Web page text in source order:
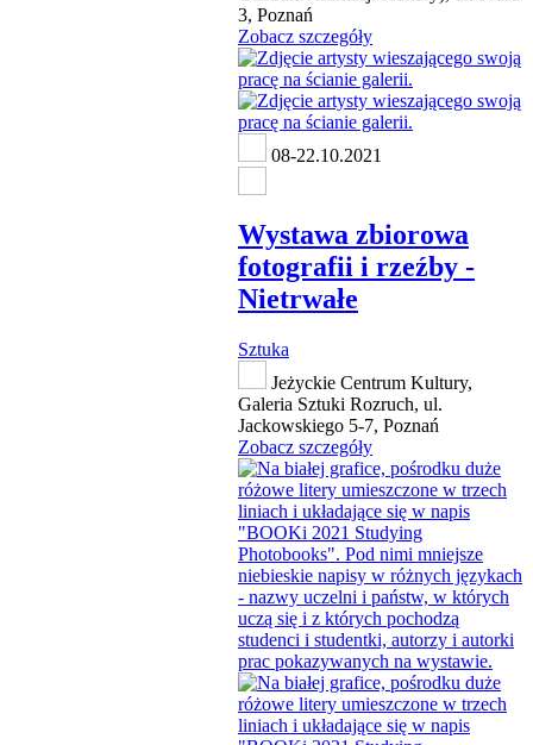
3, Poznań
Zobacz szczegóły
08-22.10.2021
Wystawa zbiorowa
fotografii i rzeźby -
Nietrwałe
Sztuka
Jeżyckie Centrum Kultury,
Galeria Sztuki Rozruch, ul.
Jackowskiego 5-7, Poznań
Zobacz szczegóły